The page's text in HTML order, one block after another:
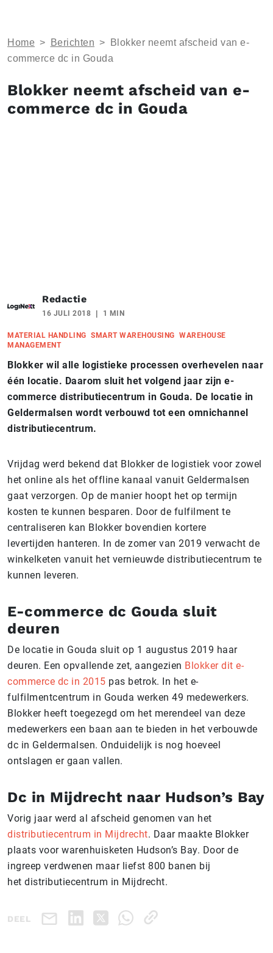
Home > Berichten >
Blokker neemt afscheid van e-
commerce dc in Gouda
Blokker neemt afscheid van e-
commerce dc in Gouda
Redactie
16 JULI 2018 1 MIN
MATERIAL HANDLING SMART WAREHOUSING WAREHOUSE
MANAGEMENT
Blokker wil alle logistieke processen overhevelen naar
één locatie. Daarom sluit het volgend jaar zijn e-
commerce distributiecentrum in Gouda. De locatie in
Geldermalsen wordt verbouwd tot een omnichannel
distributiecentrum.
Vrijdag werd bekend dat Blokker de logistiek voor zowel
het online als het offline kanaal vanuit Geldermalsen
gaat verzorgen. Op de manier hoopt het op termijn
kosten te kunnen besparen. Door de fulfilment te
centraliseren kan Blokker bovendien kortere
levertijden hanteren. In de zomer van 2019 verwacht de
winkelketen vanuit het vernieuwde distributiecentrum te
kunnen leveren.
E-commerce dc Gouda sluit
deuren
De locatie in Gouda sluit op 1 augustus 2019 haar
deuren. Een opvallende zet, aangezien Blokker dit e-
commerce dc in 2015 pas betrok. In het e-
fulfilmentcentrum in Gouda werken 49 medewerkers.
Blokker heeft toegezegd om het merendeel van deze
medewerkers een baan aan te bieden in het verbouwde
dc in Geldermalsen. Onduidelijk is nog hoeveel
ontslagen er gaan vallen.
Dc in Mijdrecht naar Hudson’s Bay
Vorig jaar werd al afscheid genomen van het
distributiecentrum in Mijdrecht. Daar maakte Blokker
plaats voor warenhuisketen Hudson’s Bay. Door de
ingreep verdwenen maar liefst 800 banen bij
het distributiecentrum in Mijdrecht.
DEEL